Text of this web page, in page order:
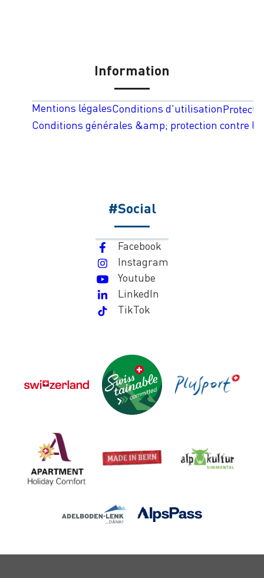
Information
Mentions légalesConditions d'utilisation
Conditions générales &amp; protection contre
#Social
Facebook
Instagram
Youtube
LinkedIn
TikTok